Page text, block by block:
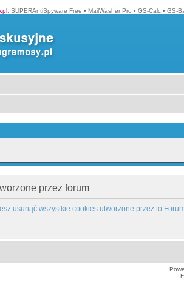
: SUPERAntiSpyware Free • MailWasher Pro • GS-Calc • GS-
przez forum
usunąć wszystkie cookies utworzone przez to